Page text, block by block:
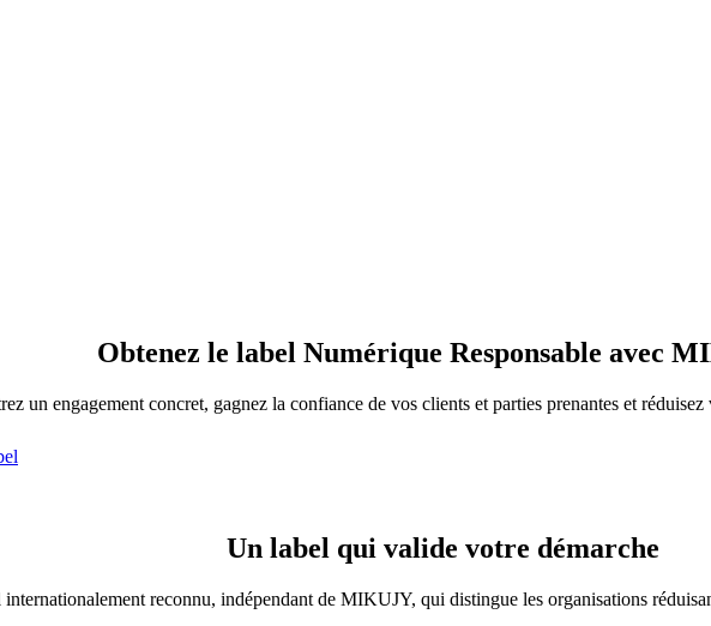
Obtenez le label Numérique Responsable avec
un engagement concret, gagnez la confiance de vos clients et parties prenantes et
Un label qui valide votre démarche
reconnu, indépendant de MIKUJY, qui distingue les organisations